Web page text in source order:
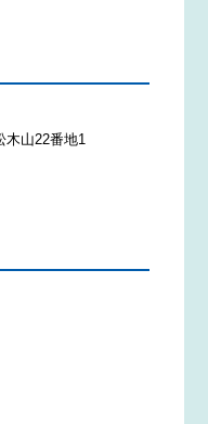
山22番地1